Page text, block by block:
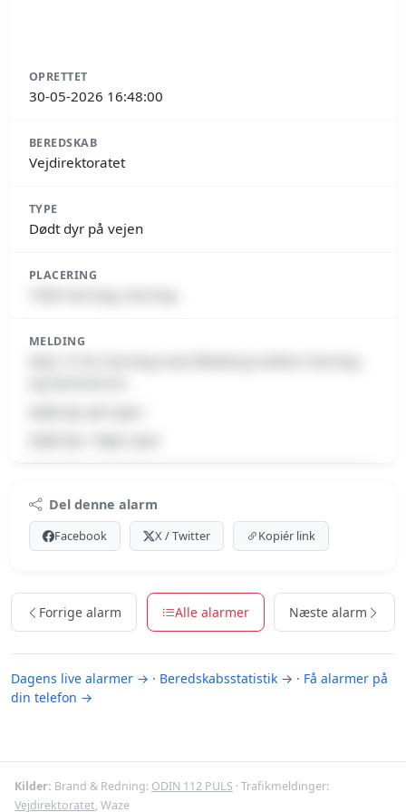
OPRETTET
30-05-2026 16:48:00
BEREDSKAB
Vejdirektoratet
TYPE
Dødt dyr på vejen
PLACERING
MELDING
Log ind med Premium for at se meldingen og kortet.
Del denne alarm
Facebook X / Twitter Kopiér link
Forrige alarm Alle alarmer Næste alarm
Dagens live alarmer → · Beredskabsstatistik → · Få alarmer på
din telefon →
Kilder: Brand & Redning: ODIN 112 PULS · Trafikmeldinger:
Vejdirektoratet, Waze